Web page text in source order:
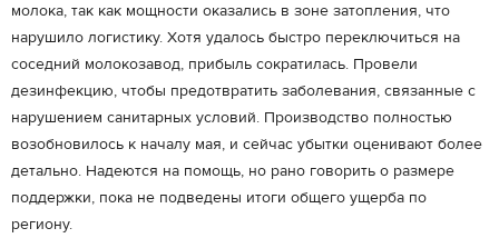
молока, так как мощности оказались в зоне затопления, что
нарушило логистику. Хотя удалось быстро переключиться на
соседний молокозавод, прибыль сократилась. Провели
дезинфекцию, чтобы предотвратить заболевания, связанные с
нарушением санитарных условий. Производство полностью
возобновилось к началу мая, и сейчас убытки оценивают более
детально. Надеются на помощь, но рано говорить о размере
поддержки, пока не подведены итоги общего ущерба по
региону.